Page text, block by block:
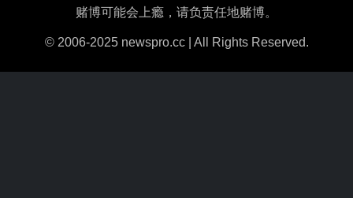
赌博可能会上瘾，请负责任地赌博。
© 2006-2025 newspro.cc | All Rights Reserved.